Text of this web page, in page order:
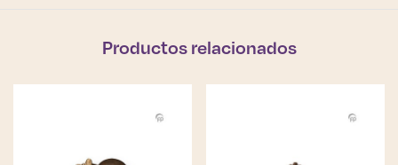
Productos relacionados